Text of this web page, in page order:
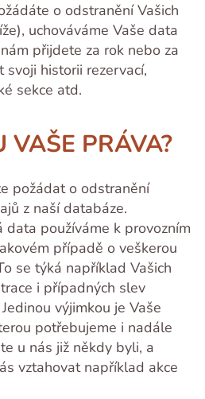
o odstranění Vašich
uchováváme Vaše data
přijdete za rok nebo za
historii rezervací,
sekce atd.
VAŠE PRÁVA?
požádat o odstranění
z naší databáze.
data používáme k provozním
případě o veškerou
se týká například Vašich
i případných slev
výjimkou je Vaše
potřebujeme i nadále
u nás již někdy byli, a
vztahovat například akce